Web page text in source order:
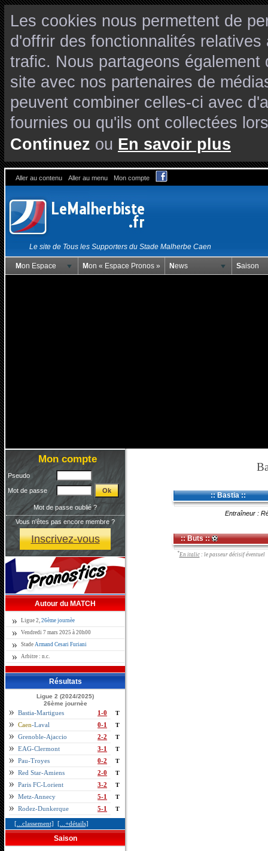
Les cookies nous permettent de
d'offrir des fonctionnalités
trafic. Nous partageons
site avec nos partenaires de
peuvent combiner celles-ci avec
fournies ou qu'ils ont collectées
Continuez ou En savoir plus
Aller au contenu Aller au menu Mon compte
Le site de Tous les Supporters du Stade Malherbe Caen
Mon Espace Mon « Espace Pronos » News Saison
Mon compte
Pseudo
Mot de passe
Mot de passe oublié ?
Vous n'êtes pas encore membre ?
Inscrivez-vous
Autour du MATCH
Ligue 2, 26ème journèe
Vendredi 7 mars 2025 à 20h00
Stade Armand Cesari Furiani
Arbitre : n.c.
Résultats
Ligue 2 (2024/2025)
26ème journèe
Bastia-Martigues 1-0 T
Caen-Laval 0-1 T
Grenoble-Ajaccio 2-2 T
EAG-Clermont 3-1 T
Pau-Troyes 0-2 T
Red Star-Amiens 2-0 T
Paris FC-Lorient 3-2 T
Metz-Annecy 5-1 T
Rodez-Dunkerque 5-1 T
[...classement] [...+détails]
Saison
:: Bastia ::
Entraîneur :
:: Buts ::
*En italic: le passeur décisif éventuel